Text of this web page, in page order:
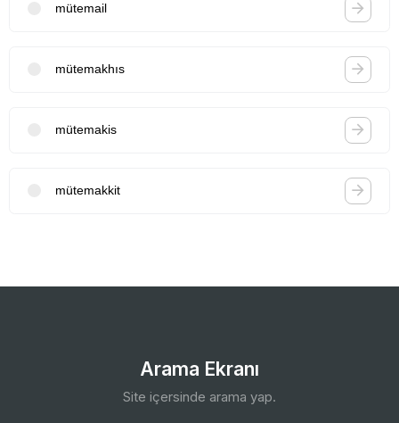
mütemail
mütemakhıs
mütemakis
mütemakkit
Arama Ekranı
Site içersinde arama yap.